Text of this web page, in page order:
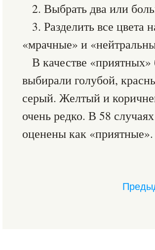
2. Выбрать два или
3. Разделить все
«мрачные» и
В качестве
выбирали голубой,
серый. Желтый и
очень редко. В 58
оценены как «приятные».